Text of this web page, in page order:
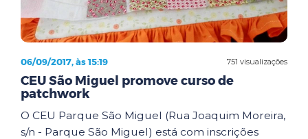
751 visualizações
06/09/2017, às 15:19
CEU São Miguel promove curso de
patchwork
O CEU Parque São Miguel (Rua Joaquim Moreira,
s/n - Parque São Miguel) está com inscrições